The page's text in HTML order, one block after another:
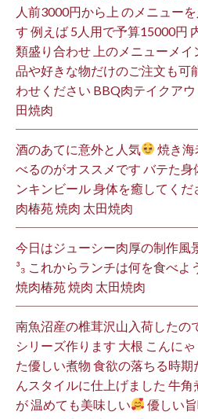
人前3000円から上 のメニュー
す 例えば 5人用で予算15000円
類盛り合わせ 上のメニューメイ
品や好きな物だけのご注文も可
わせください BBQ肉テイクア
田焼肉
酒のあてに意外と人気 焼き海
べるのがオススメです バテた
ンキンビール 身体を癒してくだ
肉椿苑 焼肉 太田焼肉
今日はジューシー肉厚の制作風
³₃ これからランチは何を食べよ
焼肉椿苑 焼肉 太田焼肉
南魚沼産の椎茸沢山入荷したの
シリーズ作ります 大根 こんに
た優しい煮物 食欲の落ちる時
んスタイルに仕上げました 牛
が 温めても美味しい
優しい